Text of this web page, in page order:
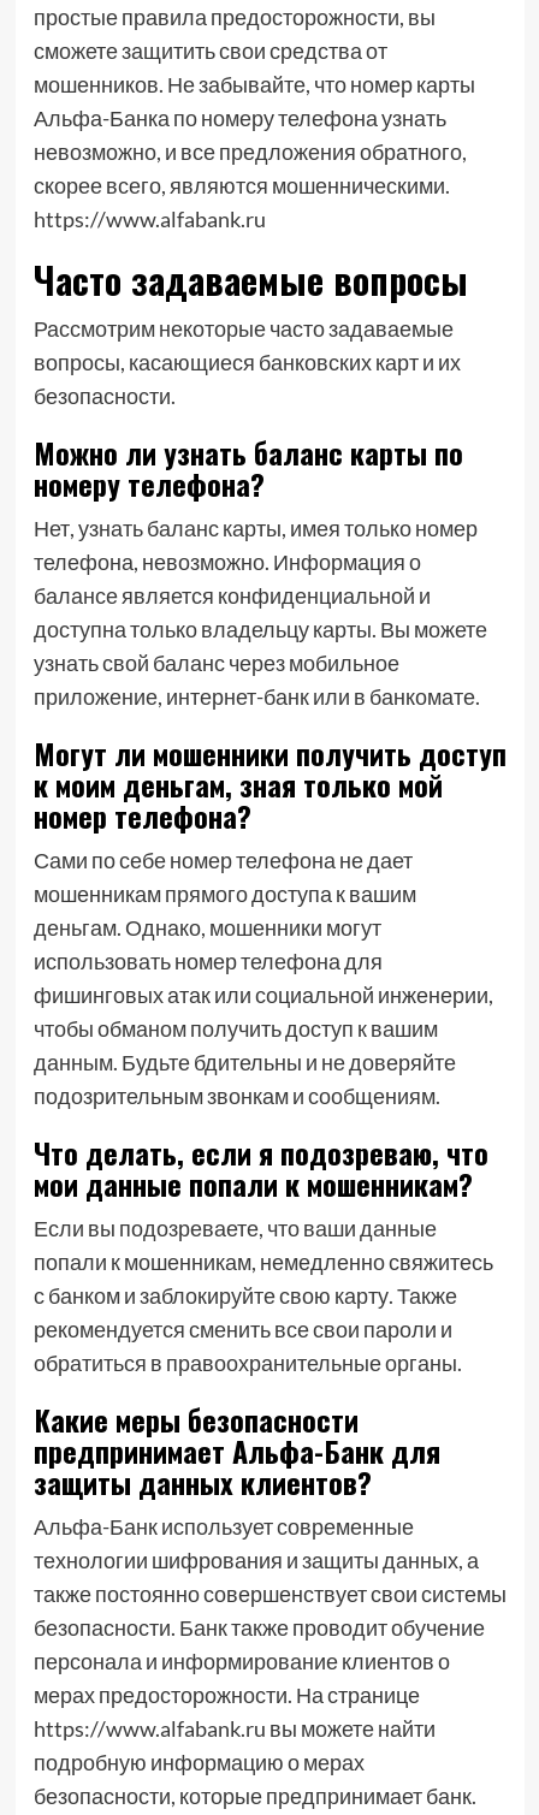
простые правила предосторожности, вы
сможете защитить свои средства от
мошенников. Не забывайте, что номер карты
Альфа-Банка по номеру телефона узнать
невозможно, и все предложения обратного,
скорее всего, являются мошенническими.
https://www.alfabank.ru
Часто задаваемые вопросы
Рассмотрим некоторые часто задаваемые
вопросы, касающиеся банковских карт и их
безопасности.
Можно ли узнать баланс карты по
номеру телефона?
Нет, узнать баланс карты, имея только номер
телефона, невозможно. Информация о
балансе является конфиденциальной и
доступна только владельцу карты. Вы можете
узнать свой баланс через мобильное
приложение, интернет-банк или в банкомате.
Могут ли мошенники получить доступ
к моим деньгам, зная только мой
номер телефона?
Сами по себе номер телефона не дает
мошенникам прямого доступа к вашим
деньгам. Однако, мошенники могут
использовать номер телефона для
фишинговых атак или социальной инженерии,
чтобы обманом получить доступ к вашим
данным. Будьте бдительны и не доверяйте
подозрительным звонкам и сообщениям.
Что делать, если я подозреваю, что
мои данные попали к мошенникам?
Если вы подозреваете, что ваши данные
попали к мошенникам, немедленно свяжитесь
с банком и заблокируйте свою карту. Также
рекомендуется сменить все свои пароли и
обратиться в правоохранительные органы.
Какие меры безопасности
предпринимает Альфа-Банк для
защиты данных клиентов?
Альфа-Банк использует современные
технологии шифрования и защиты данных, а
также постоянно совершенствует свои системы
безопасности. Банк также проводит обучение
персонала и информирование клиентов о
мерах предосторожности. На странице
https://www.alfabank.ru вы можете найти
подробную информацию о мерах
безопасности, которые предпринимает банк.